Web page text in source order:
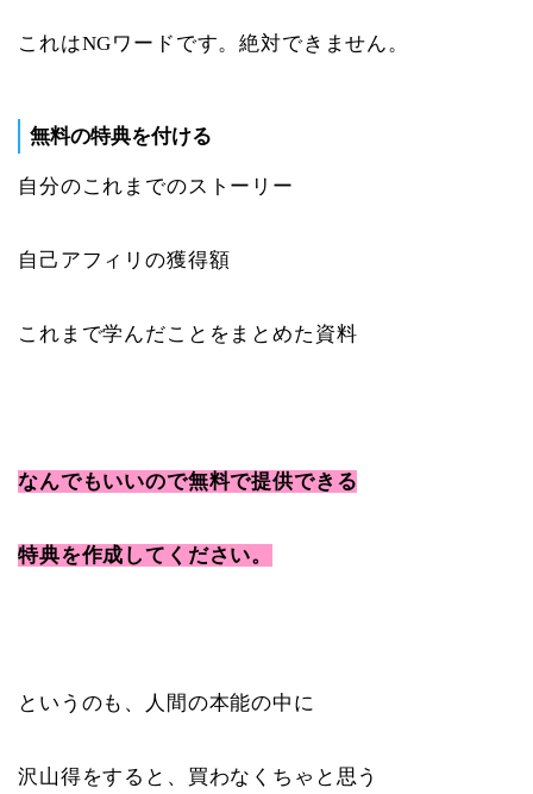
これはNGワードです。絶対できません。
無料の特典を付ける
自分のこれまでのストーリー
自己アフィリの獲得額
これまで学んだことをまとめた資料
なんでもいいので無料で提供できる
特典を作成してください。
というのも、人間の本能の中に
沢山得をすると、買わなくちゃと思う